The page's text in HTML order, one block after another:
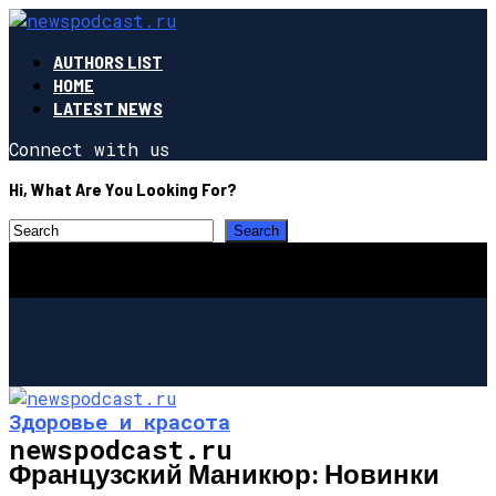
AUTHORS LIST
HOME
LATEST NEWS
Connect with us
Hi, What Are You Looking For?
newspodcast.ru
Здоровье и красота
Французский Маникюр: Новинки